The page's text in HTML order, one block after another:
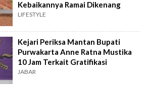
Kebaikannya Ramai Dikenang
LIFESTYLE
Kejari Periksa Mantan Bupati
Purwakarta Anne Ratna Mustika
10 Jam Terkait Gratifikasi
JABAR